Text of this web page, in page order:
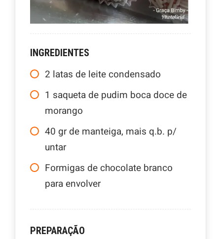
INGREDIENTES
2 latas de leite condensado
1 saqueta de pudim boca doce de
morango
40 gr de manteiga, mais q.b. p/
untar
Formigas de chocolate branco
para envolver
PREPARAÇÃO